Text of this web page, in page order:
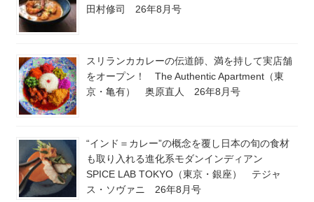
田村修司 26年8月号
スリランカカレーの伝道師、満を持して実店舗
をオープン！ The Authentic Apartment（東
京・亀有） 奥原直人 26年8月号
“インド＝カレー”の概念を覆し日本の旬の食材
も取り入れる進化系モダンインディアン
SPICE LAB TOKYO（東京・銀座） テジャ
ス・ソヴァニ 26年8月号